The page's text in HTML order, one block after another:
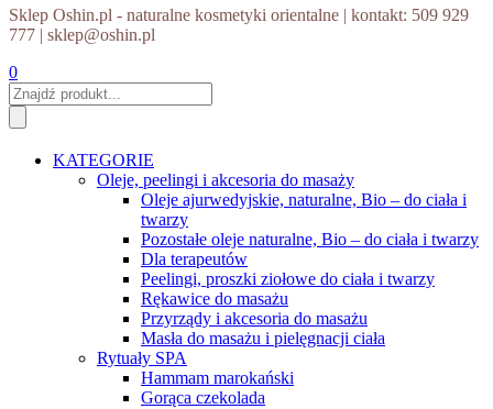
Sklep Oshin.pl - naturalne kosmetyki orientalne | kontakt: 509 929
777 | sklep@oshin.pl
0
KATEGORIE
Oleje, peelingi i akcesoria do masaży
Oleje ajurwedyjskie, naturalne, Bio – do ciała i
twarzy
Pozostałe oleje naturalne, Bio – do ciała i twarzy
Dla terapeutów
Peelingi, proszki ziołowe do ciała i twarzy
Rękawice do masażu
Przyrządy i akcesoria do masażu
Masła do masażu i pielęgnacji ciała
Rytuały SPA
Hammam marokański
Gorąca czekolada